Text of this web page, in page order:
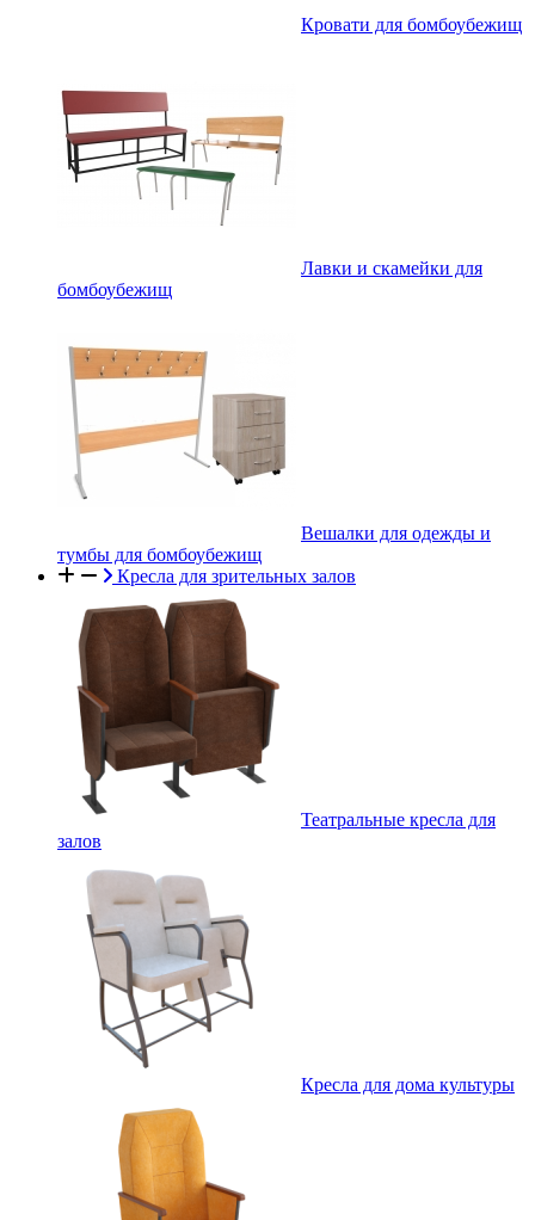
Кровати для бомбоубежищ
Лавки и скамейки для
бомбоубежищ
Вешалки для одежды и
тумбы для бомбоубежищ
Кресла для зрительных залов
Театральные кресла для
залов
Кресла для дома культуры